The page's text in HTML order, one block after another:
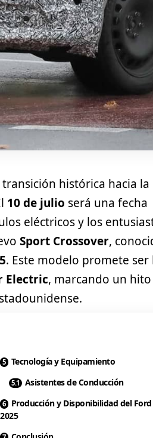
histórica hacia la
10 de julio será una fecha
eléctricos y los
Sport Crossover,
. Este modelo promete ser
Electric, marcando un
Tecnología y Equipamiento
Asistentes de Conducción
Producción y Disponibilidad del
2025